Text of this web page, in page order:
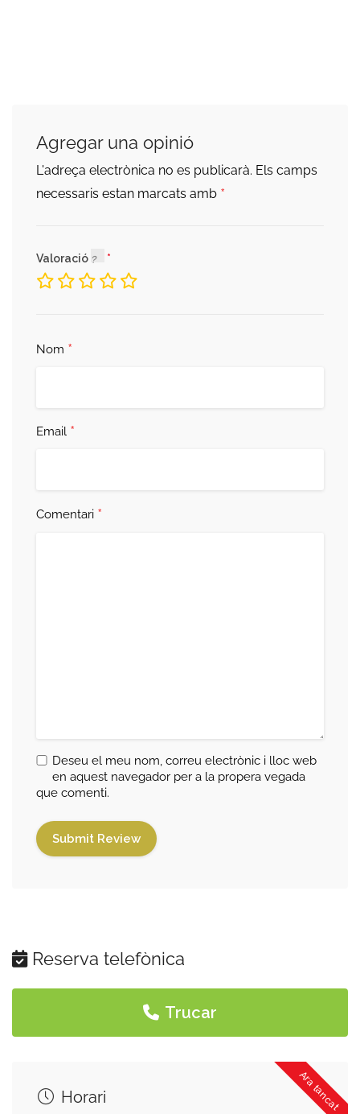
Agregar una opinió
L'adreça electrònica no es publicarà. Els camps
necessaris estan marcats amb *
Valoració
Nom *
Email *
Comentari *
Deseu el meu nom, correu electrònic i lloc web
en aquest navegador per a la propera vegada
que comenti.
Reserva telefònica
Trucar
Ara tancat
Horari